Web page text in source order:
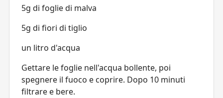
5g di foglie di malva
5g di fiori di tiglio
un litro d'acqua
Gettare le foglie nell'acqua bollente, poi
spegnere il fuoco e coprire. Dopo 10 minuti
filtrare e bere.